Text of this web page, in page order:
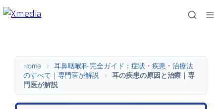
内
Home >
耳鼻咽喉科 完全ガイド：症状・疾患・治療法
のすべて｜専門医が解説
>
耳の疾患の原因と治療｜専
門医が解説